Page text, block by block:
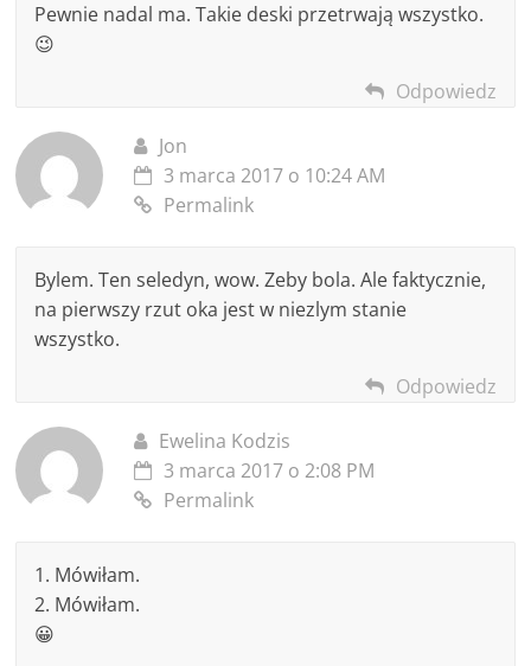
Pewnie nadal ma. Takie deski przetrwają wszystko.
😉
Odpowiedz
Jon
3 marca 2017 o 10:24 AM
Permalink
Bylem. Ten seledyn, wow. Zeby bola. Ale faktycznie,
na pierwszy rzut oka jest w niezlym stanie
wszystko.
Odpowiedz
Ewelina Kodzis
3 marca 2017 o 2:08 PM
Permalink
1. Mówiłam.
2. Mówiłam.
😀